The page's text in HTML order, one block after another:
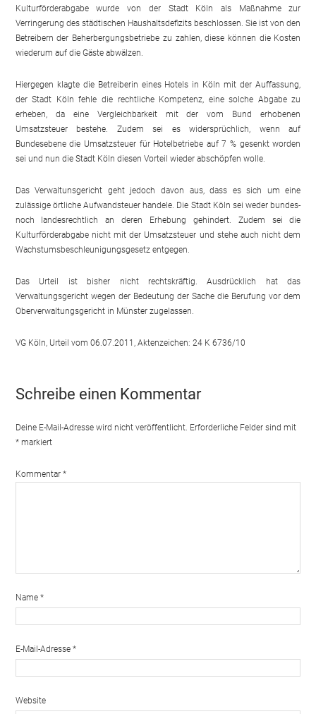
Kulturförderabgabe wurde von der Stadt Köln als Maßnahme zur
Verringerung des städtischen Haushaltsdefizits beschlossen. Sie ist von den
Betreibern der Beherbergungsbetriebe zu zahlen, diese können die Kosten
wiederum auf die Gäste abwälzen.
Hiergegen klagte die Betreiberin eines Hotels in Köln mit der Auffassung,
der Stadt Köln fehle die rechtliche Kompetenz, eine solche Abgabe zu
erheben, da eine Vergleichbarkeit mit der vom Bund erhobenen
Umsatzsteuer bestehe. Zudem sei es widersprüchlich, wenn auf
Bundesebene die Umsatzsteuer für Hotelbetriebe auf 7 % gesenkt worden
sei und nun die Stadt Köln diesen Vorteil wieder abschöpfen wolle.
Das Verwaltunsgericht geht jedoch davon aus, dass es sich um eine
zulässige örtliche Aufwandsteuer handele. Die Stadt Köln sei weder bundes-
noch landesrechtlich an deren Erhebung gehindert. Zudem sei die
Kulturförderabgabe nicht mit der Umsatzsteuer und stehe auch nicht dem
Wachstumsbeschleunigungsgesetz entgegen.
Das Urteil ist bisher nicht rechtskräftig. Ausdrücklich hat das
Verwaltungsgericht wegen der Bedeutung der Sache die Berufung vor dem
Oberverwaltungsgericht in Münster zugelassen.
VG Köln, Urteil vom 06.07.2011, Aktenzeichen: 24 K 6736/10
Schreibe einen Kommentar
Deine E-Mail-Adresse wird nicht veröffentlicht. Erforderliche Felder sind mit
*markiert
Kommentar *
Name *
E-Mail-Adresse *
Website